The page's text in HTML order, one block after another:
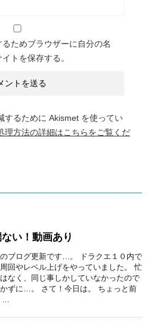
ためブラウザーに自分の名
トを保存する。
するために Akismet を使ってい
理方法の詳細はこちらをご覧くだ
い！動画あり
ブログ更新です…。 ドラクエ１０内で
回やレベル上げをやっていました。 忙
なく、同じ事しかしていなかったので
ずに…。 さて！今日は。 ちょっと前